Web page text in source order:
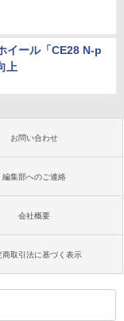
イール「CE28 N-p
上
お問い合わせ
編集部へのご連絡
会社概要
商取引法に基づく表示